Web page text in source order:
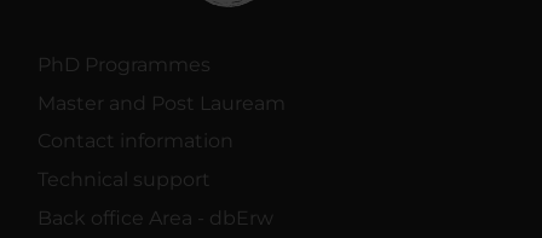
PhD Programmes
Master and Post Lauream
Contact information
Technical support
Back office Area - dbErw